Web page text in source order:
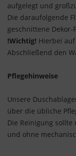
aufgelegt und
Die daraufolgende
geschnittene
!Wichtig! Hierbei
Abschließend den
Pflegehinweise
Unsere
über die übliche
Die Reinigung
und ohne